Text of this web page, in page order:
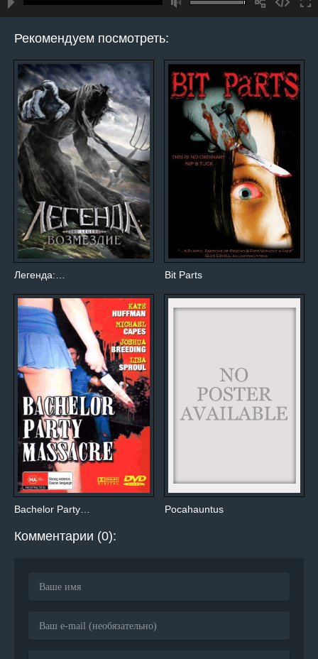
Рекомендуем посмотреть:
Легенда:… Bit Parts
Bachelor Party… Pocahauntus
Комментарии (0):